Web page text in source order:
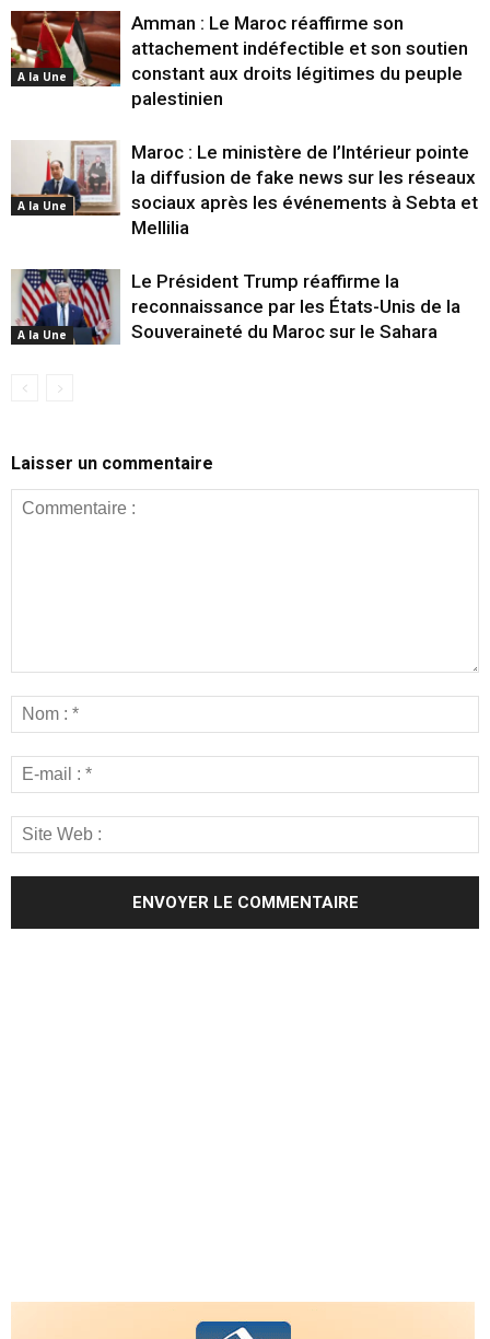
A la Une
Amman : Le Maroc réaffirme son
attachement indéfectible et son soutien
constant aux droits légitimes du peuple
palestinien
A la Une
Maroc : Le ministère de l’Intérieur pointe
la diffusion de fake news sur les réseaux
sociaux après les événements à Sebta et
Mellilia
A la Une
Le Président Trump réaffirme la
reconnaissance par les États-Unis de la
Souveraineté du Maroc sur le Sahara
Laisser un commentaire